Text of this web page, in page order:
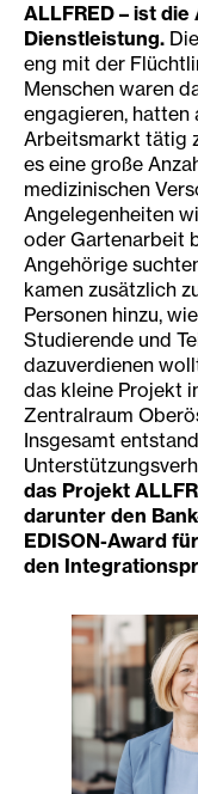
ALLFRED – ist
Dienstleistung.
eng mit der
Menschen waren
engagieren, hatten
Arbeitsmarkt tätig
es eine große
medizinischen
Angelegenheiten
oder Gartenarbeit
Angehörige
kamen zusätzlich
Personen hinzu,
Studierende und
dazuverdienen
das kleine Projekt
Zentralraum
Insgesamt
das Projekt
darunter den
EDISON-Award
den